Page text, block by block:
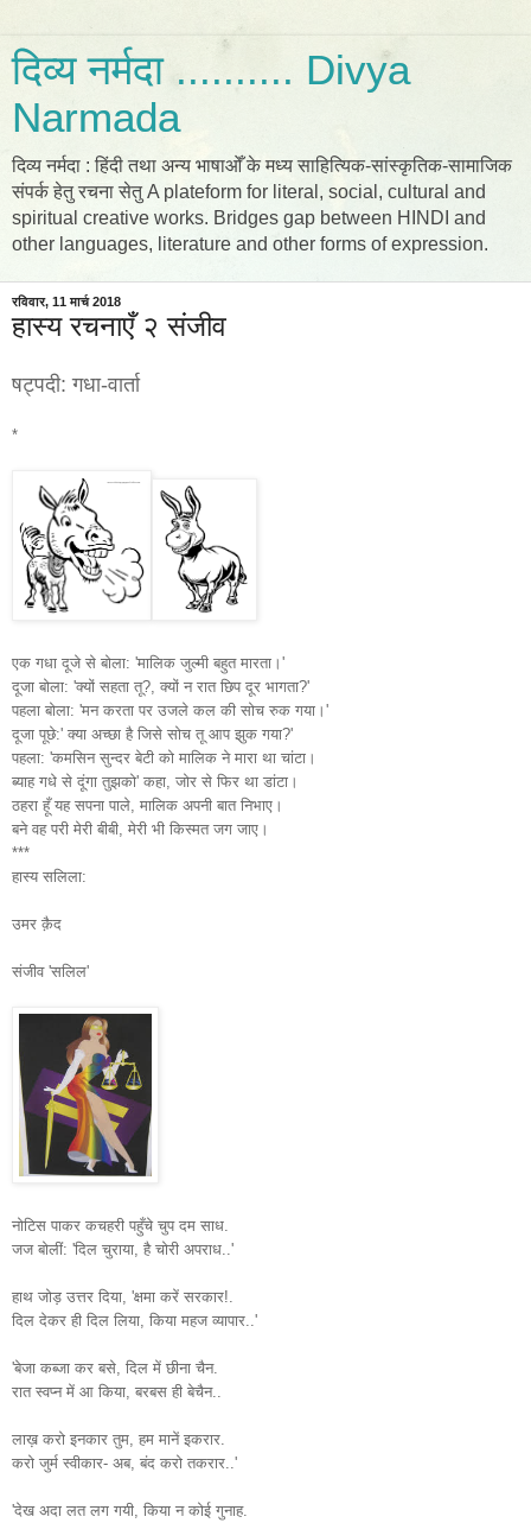
दिव्य नर्मदा .......... Divya
Narmada
दिव्य नर्मदा : हिंदी तथा अन्य भाषाओँ के मध्य साहित्यिक-सांस्कृतिक-सामाजिक
संपर्क हेतु रचना सेतु A plateform for literal, social, cultural and
spiritual creative works. Bridges gap between HINDI and
other languages, literature and other forms of expression.
रविवार, 11 मार्च 2018
हास्य रचनाएँ २ संजीव
षट्पदी: गधा-वार्ता
*
एक गधा दूजे से बोला: 'मालिक जुल्मी बहुत मारता।'
दूजा बोला: 'क्यों सहता तू?, क्यों न रात छिप दूर भागता?'
पहला बोला: 'मन करता पर उजले कल की सोच रुक गया।'
दूजा पूछे:' क्या अच्छा है जिसे सोच तू आप झुक गया?'
पहला: 'कमसिन सुन्दर बेटी को मालिक ने मारा था चांटा।
ब्याह गधे से दूंगा तुझको' कहा, जोर से फिर था डांटा।
ठहरा हूँ यह सपना पाले, मालिक अपनी बात निभाए।
बने वह परी मेरी बीबी, मेरी भी किस्मत जग जाए।
***
हास्य सलिला:
उमर क़ैद
संजीव 'सलिल'
नोटिस पाकर कचहरी पहुँचे चुप दम साध.
जज बोलीं: 'दिल चुराया, है चोरी अपराध..'
हाथ जोड़ उत्तर दिया, 'क्षमा करें सरकार!.
दिल देकर ही दिल लिया, किया महज व्यापार..'
'बेजा कब्जा कर बसे, दिल में छीना चैन.
रात स्वप्न में आ किया, बरबस ही बेचैन..
लाख़ करो इनकार तुम, हम मानें इकरार.
करो जुर्म स्वीकार- अब, बंद करो तकरार..'
'देख अदा लत लग गयी, किया न कोई गुनाह.